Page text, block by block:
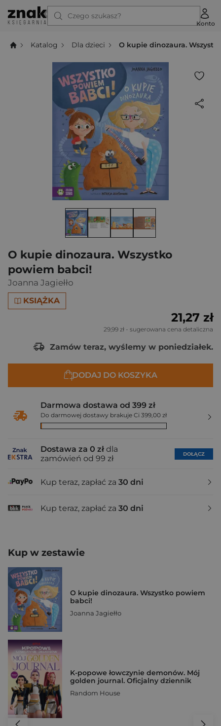
Czego szukasz?
Konto
Katalog Dla dzieci O kupie dinozaura.
O kupie dinozaura. Wszystko
powiem babci!
Joanna Jagiełło
KSIĄŻKA
21,27 zł
29,99 zł - sugerowana cena detaliczna
Zamów teraz, wyślemy w poniedziałek.
DODAJ DO KOSZYKA
Darmowa dostawa od 399 zł
Do darmowej dostawy brakuje Ci 399,00 zł
Dostawa za 0 zł dla
zamówień od 99 zł
DOŁĄCZ
Kup teraz, zapłać za 30 dni
Kup teraz, zapłać za 30 dni
Kup w zestawie
O kupie dinozaura. Wszystko powiem
babci!
Joanna Jagiełło
K-popowe łowczynie demonów. Mój
golden journal. Oficjalny dziennik
Random House